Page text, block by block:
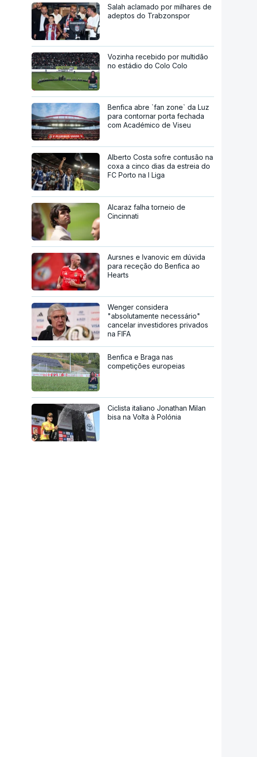
Salah aclamado por milhares de
adeptos do Trabzonspor
Vozinha recebido por multidão
no estádio do Colo Colo
Benfica abre `fan zone` da Luz
para contornar porta fechada
com Académico de Viseu
Alberto Costa sofre contusão na
coxa a cinco dias da estreia do
FC Porto na I Liga
Alcaraz falha torneio de
Cincinnati
Aursnes e Ivanovic em dúvida
para receção do Benfica ao
Hearts
Wenger considera
"absolutamente necessário"
cancelar investidores privados
na FIFA
Benfica e Braga nas
competições europeias
Ciclista italiano Jonathan Milan
bisa na Volta à Polónia